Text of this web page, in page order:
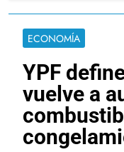
ECONOMÍA
YPF
vuelve a